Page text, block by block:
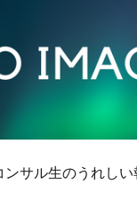
サル生のうれしい